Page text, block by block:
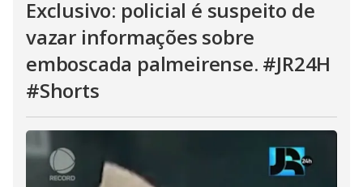
Exclusivo: policial é suspeito de
vazar informações sobre
emboscada palmeirense. #JR24H
#Shorts